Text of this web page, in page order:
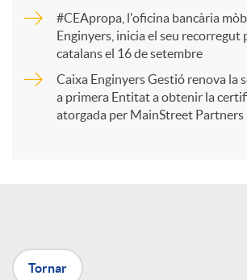
r
t
#CEApropa, l'oficina bancària
Enginyers, inicia el seu recorregut
catalans el 16 de setembre
Caixa Enginyers Gestió renova la
a primera Entitat a obtenir la
atorgada per MainStreet Partners
Tornar